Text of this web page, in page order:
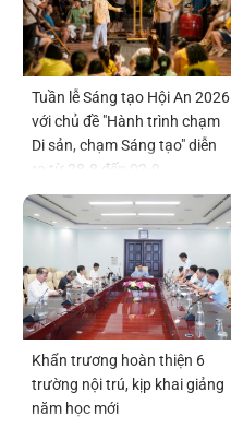
Tuần lễ Sáng tạo Hội An 2026
với chủ đề "Hành trình chạm
Di sản, chạm Sáng tạo" diễn
ra từ 28-8 đến 02-9
Khẩn trương hoàn thiện 6
trường nội trú, kịp khai giảng
năm học mới